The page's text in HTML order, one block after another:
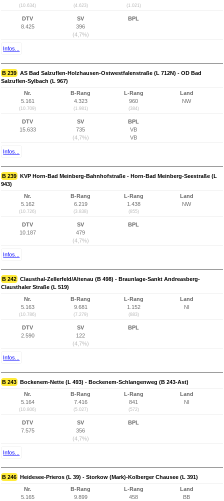
(10.634) (4.623) (1.021)
DTV
8.425
SV
396
(4,7%)
BPL
Infos...
B 239 AS Bad Salzuflen-Holzhausen-Ostwestfalenstraße (L 712N) - OD Bad
Salzuflen-Sylbach (L 967)
Nr.
5.161
(10.709)
B-Rang
4.323
(1.981)
L-Rang
960
(384)
Land
NW
DTV
15.633
SV
735
(4,7%)
BPL
VB
VB
Infos...
B 239 KVP Horn-Bad Meinberg-Bahnhofstraße - Horn-Bad Meinberg-Seestraße (L
943)
Nr.
5.162
(10.726)
B-Rang
6.219
(3.838)
L-Rang
1.438
(855)
Land
NW
DTV
10.187
SV
479
(4,7%)
BPL
Infos...
B 242 Clausthal-Zellerfeld/Altenau (B 498) - Braunlage-Sankt Andreasberg-
Clausthaler Straße (L 519)
Nr.
5.163
(10.786)
B-Rang
9.681
(7.279)
L-Rang
1.152
(883)
Land
NI
DTV
2.590
SV
122
(4,7%)
BPL
Infos...
B 243 Bockenem-Nette (L 493) - Bockenem-Schlangenweg (B 243-Ast)
Nr.
5.164
(10.806)
B-Rang
7.416
(5.027)
L-Rang
841
(572)
Land
NI
DTV
7.575
SV
356
(4,7%)
BPL
Infos...
B 246 Heidesee-Prieros (L 39) - Storkow (Mark)-Kolberger Chausee (L 391)
Nr.
5.165
B-Rang
9.899
L-Rang
458
Land
BB